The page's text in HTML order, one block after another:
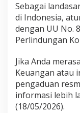
Sebagai
di Indonesia,
dengan UU No.
Perlindungan
Jika Anda
Keuangan atau
pengaduan
informasi lebih
(18/05/2026).